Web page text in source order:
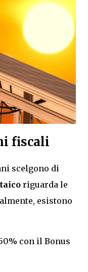
fiscali
scelgono di
riguarda le
esistono
con il Bonus